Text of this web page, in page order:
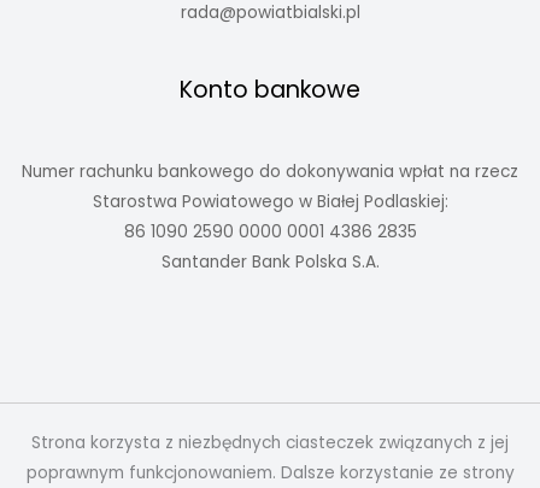
rada@powiatbialski.pl
Konto bankowe
Numer rachunku bankowego do dokonywania wpłat na rzecz
Starostwa Powiatowego w Białej Podlaskiej:
86 1090 2590 0000 0001 4386 2835
Santander Bank Polska S.A.
Strona korzysta z niezbędnych ciasteczek związanych z jej
poprawnym funkcjonowaniem. Dalsze korzystanie ze strony